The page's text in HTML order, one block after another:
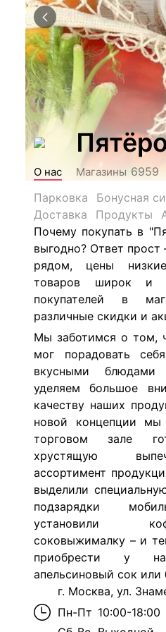
О нас Магазины 6959
Парковка
Бонусная
Доставка
Продукты
Почему покупать в
выгодно? Ответ прост
рядом, цены
товаров широк и
покупателей в
различные скидки и
Мы заботимся о том,
мог порадовать
вкусными
уделяем большое
качеству наших
новой концепции мы
торговом зале
хрустящую
ассортимент
выделили
подзарядки
установили
соковыжималку – и
приобрести у
апельсиновый сок
г. Москва, ул.
Пн-Пт 10:00-18:00